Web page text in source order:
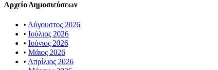
Αρχείο Δημοσιεύσεων
• Αύγουστος 2026
• Ιούλιος 2026
• Ιούνιος 2026
• Μάιος 2026
• Απρίλιος 2026